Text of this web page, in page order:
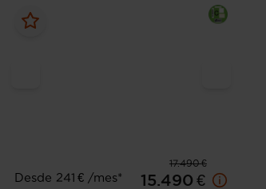
17.490 €
Desde 241 € /mes*
15.490 €